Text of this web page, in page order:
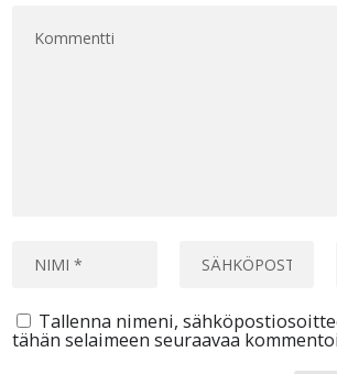
Tallenna nimeni,
tähän selaimeen seuraavaa